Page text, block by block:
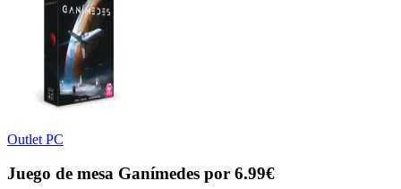
Outlet PC
Juego de mesa Ganímedes por 6.99€